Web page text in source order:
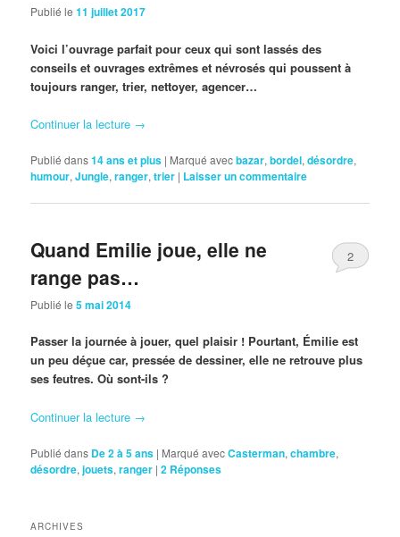
Publié le11 juillet 2017
Voici l’ouvrage parfait pour ceux qui sont lassés des
conseils et ouvrages extrêmes et névrosés qui poussent à
toujours ranger, trier, nettoyer, agencer…
Continuer la lecture →
Publié dans14 ans et plus | Marqué avecbazar,bordel,désordre,
humour,Jungle,ranger,trier | Laisser un commentaire
Quand Emilie joue, elle ne
range pas…
Publié le5 mai 2014
2
Passer la journée à jouer, quel plaisir ! Pourtant, Émilie est
un peu déçue car, pressée de dessiner, elle ne retrouve plus
ses feutres. Où sont-ils ?
Continuer la lecture →
Publié dans De 2 à 5 ans | Marqué avecCasterman,chambre,
désordre,jouets,ranger |2 Réponses
ARCHIVES